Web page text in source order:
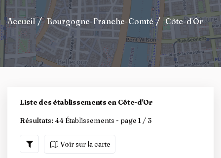
Accueil Bourgogne-Franche-Comté Côte-d'Or
Liste des établissements en Côte-d'Or
Résultats: 44 Établissements - page 1 / 3
Voir sur la carte